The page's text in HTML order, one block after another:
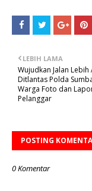
LEBIH LAMA
Wujudkan Jalan Lebih
Ditlantas Polda
Warga Foto dan
Pelanggar
POSTING
0 Komentar